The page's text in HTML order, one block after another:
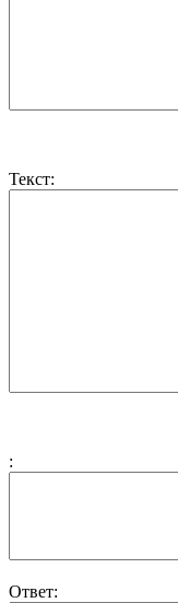
Текст:
:
Ответ: